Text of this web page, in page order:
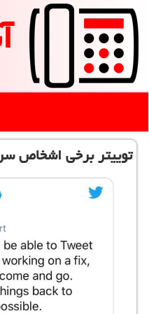
توییتر برخی